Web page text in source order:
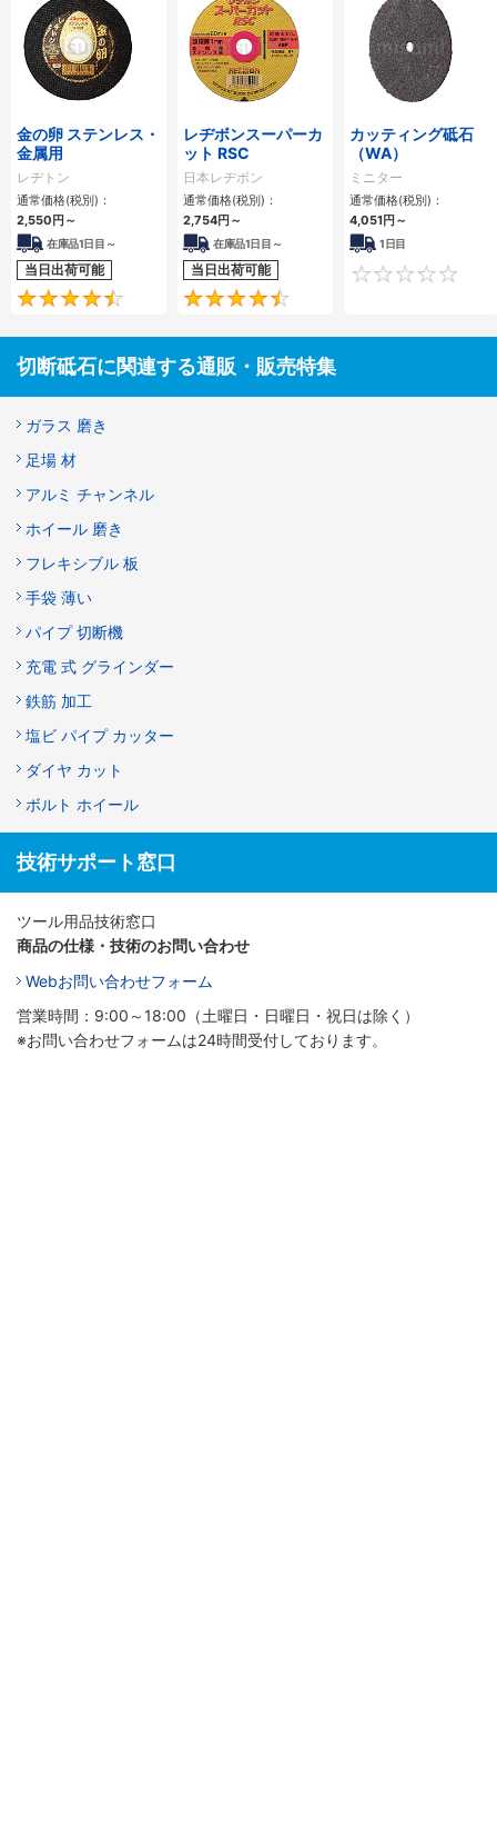
金の卵 ステンレス・
金属用
レヂトン
通常価格(税別)：
2,550円～
在庫品1日目～
当日出荷可能
4.5
レヂボンスーパーカ
ット RSC
日本レヂボン
通常価格(税別)：
2,754円～
在庫品1日目～
当日出荷可能
カッティング砥石
（WA）
ミニター
通常価格(税別)：
4,051円～
1日目
切断砥石に関連する通販・販売特集
ガラス 磨き
足場 材
アルミ チャンネル
ホイール 磨き
フレキシブル 板
手袋 薄い
パイプ 切断機
充電 式 グラインダー
鉄筋 加工
塩ビ パイプ カッター
ダイヤ カット
ボルト ホイール
技術サポート窓口
ツール用品技術窓口
商品の仕様・技術のお問い合わせ
Webお問い合わせフォーム
営業時間：9:00～18:00（土曜日・日曜日・祝日は除く）
※お問い合わせフォームは24時間受付しております。